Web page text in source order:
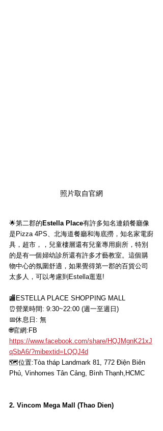
照片取自官網
🌟第二郡的 Estella Place有許多知名連鎖餐廳像
是Pizza 4PS、北海道餐廳和海底撈，知名家電廚
具，超市，，兒童樓層還有兒童專用廁所，特別
的是有一個婦幼診所還有許多才藝教室。這個購
物中心的氛圍舒適，如果覺得第一郡的百貨公司
太多人，可以考慮到Estella逛逛!
🏬ESTELLA PLACE SHOPPING MALL
⏰營業時間: 9:30~22:00 (週一至週日)
📅休息日: 無
🌐官網:FB
https://www.facebook.com/share/HQJMgnK21xJ
qSbA6/?mibextid=LQQJ4d
🗺位置:Tòa tháp Landmark 81, 772 Điện Biên
Phủ, Vinhomes Tân Cảng, Bình Thạnh,HCMC
2. Vincom Mega Mall (Thao Dien)